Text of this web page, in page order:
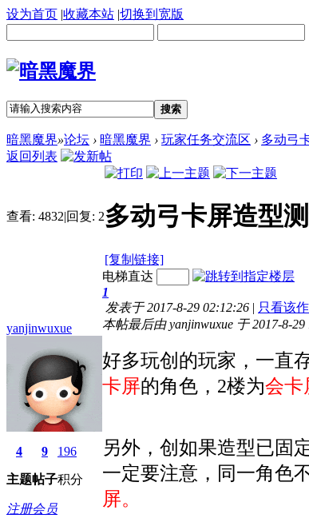
设为首页 |收藏本站 |切换到宽版
搜索
暗黑魔界»论坛 › 暗黑魔界 › 玩家任务交流区 › 多动弓
返回列表
查看: 4832|回复: 2多动弓卡屏造型
[复制链接]
yanjinwuxue
4
主题
9
帖子
196
积分
注册会员
电梯直达
1
发表于 2017-8-29 02:12:26 | 只看该
本帖最后由 yanjinwuxue 于 2017-8-
好多玩创的玩家，一直
卡屏的角色，2楼为会卡
另外，创如果造型已固
一定要注意，同一角色
屏。